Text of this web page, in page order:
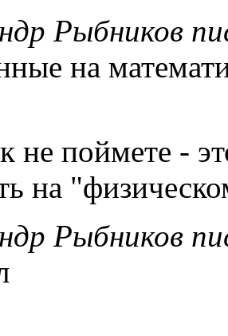
Рыбников
на
не поймете -
на
Рыбников